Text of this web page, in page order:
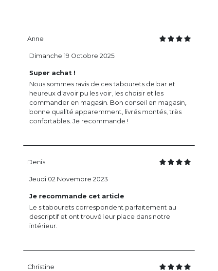
Anne
Super achat !
Nous sommes ravis de ces tabourets de bar et
heureux d'avoir pu les voir, les choisir et les
commander en magasin. Bon conseil en magasin,
bonne qualité apparemment, livrés montés, très
confortables. Je recommande !
Dimanche 19 Octobre 2025
Denis
Je recommande cet article
Le s tabourets correspondent parfaitement au
descriptif et ont trouvé leur place dans notre
intérieur.
Jeudi 02 Novembre 2023
Christine